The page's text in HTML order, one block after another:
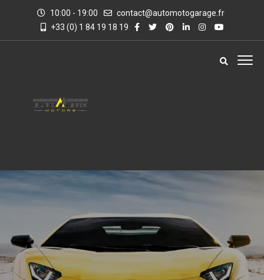
10:00 - 19:00
contact@automotogarage.fr
+33 (0) 1 84 19 18 19